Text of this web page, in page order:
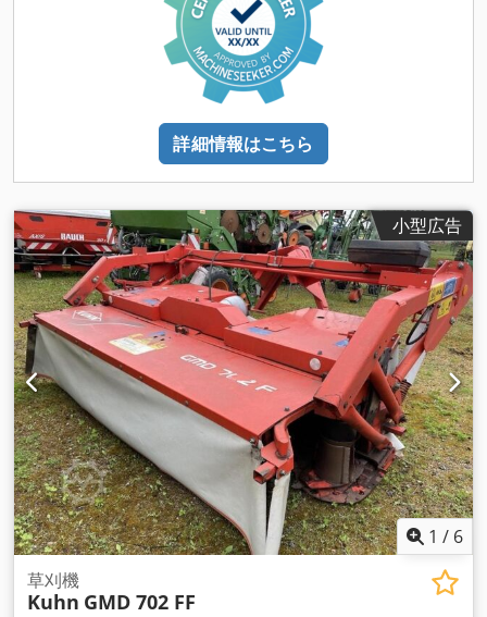
詳細情報はこちら
小型広告
1 / 6
草刈機
Kuhn GMD 702 FF